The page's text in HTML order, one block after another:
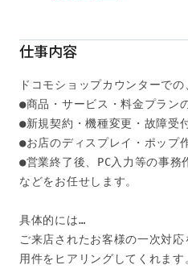
仕事内容
ドコモショップカウンターで
●商品・サービス・料金プラン
●新規契約・機種変更・故障
●お店のディスプレイ・ポップ
●営業終了後、PC入力等の事務
などをお任せします。
具体的には…
ご来店されたお客様の一次対
用件をヒアリングしてくれます